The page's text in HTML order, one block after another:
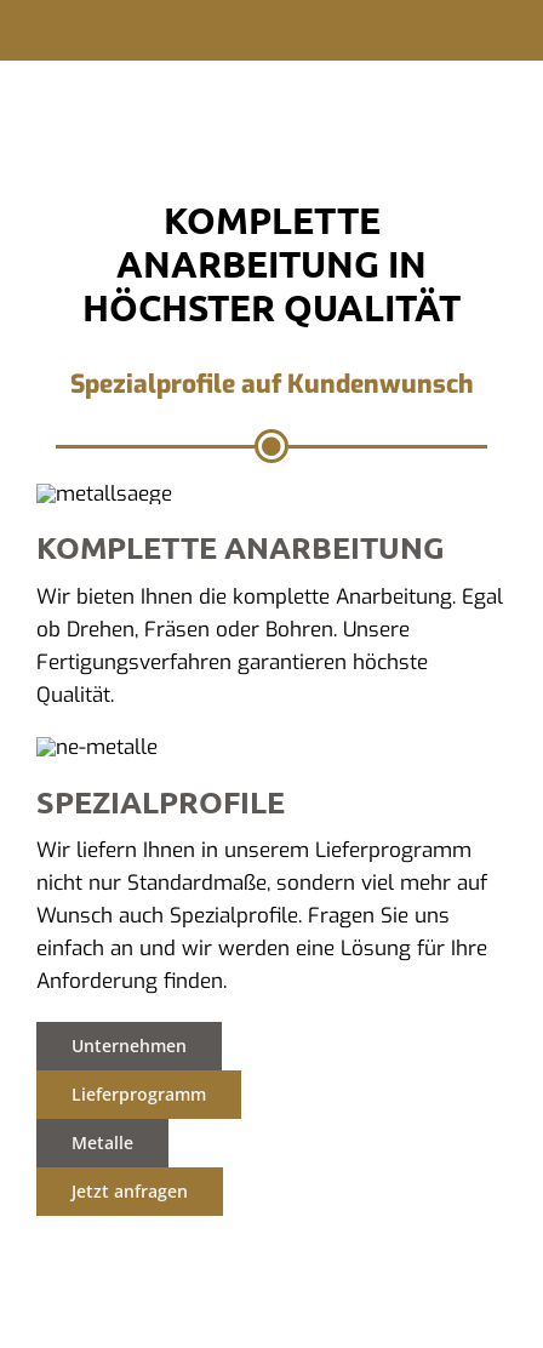
KOMPLETTE
ANARBEITUNG IN
HÖCHSTER QUALITÄT
Spezialprofile auf Kundenwunsch
KOMPLETTE ANARBEITUNG
Wir bieten Ihnen die komplette Anarbeitung. Egal
ob Drehen, Fräsen oder Bohren. Unsere
Fertigungsverfahren garantieren höchste
Qualität.
SPEZIALPROFILE
Wir liefern Ihnen in unserem Lieferprogramm
nicht nur Standardmaße, sondern viel mehr auf
Wunsch auch Spezialprofile. Fragen Sie uns
einfach an und wir werden eine Lösung für Ihre
Anforderung finden.
Unternehmen
Lieferprogramm
Metalle
Jetzt anfragen